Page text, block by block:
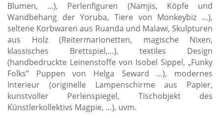
Blumen, …), Perlenfiguren (Namjis, Köpfe und
Wandbehang der Yoruba, Tiere von Monkeybiz …),
seltene Korbwaren aus Ruanda und Malawi, Skulpturen
aus Holz (Reitermarionetten, magische Nixen,
klassisches Brettspiel,…), textiles Design
(handbedruckte Leinenstoffe von Isobel Sippel, „Funky
Folks” Puppen von Helga Seward …), modernes
Interieur (originelle Lampenschirme aus Papier,
kunstvoller Perlenspiegel, Tischobjekt des
Künstlerkollektivs Magpie, …), uvm.